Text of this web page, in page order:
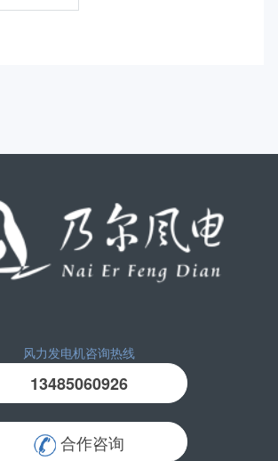
风力发电机咨询热线
13485060926
合作咨询